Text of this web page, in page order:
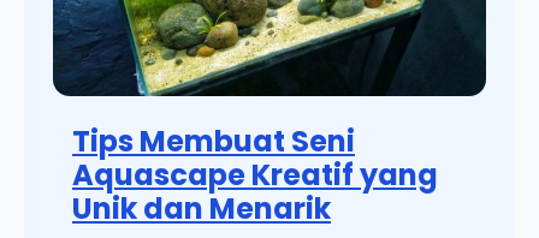
Tips Membuat Seni
Aquascape Kreatif yang
Unik dan Menarik